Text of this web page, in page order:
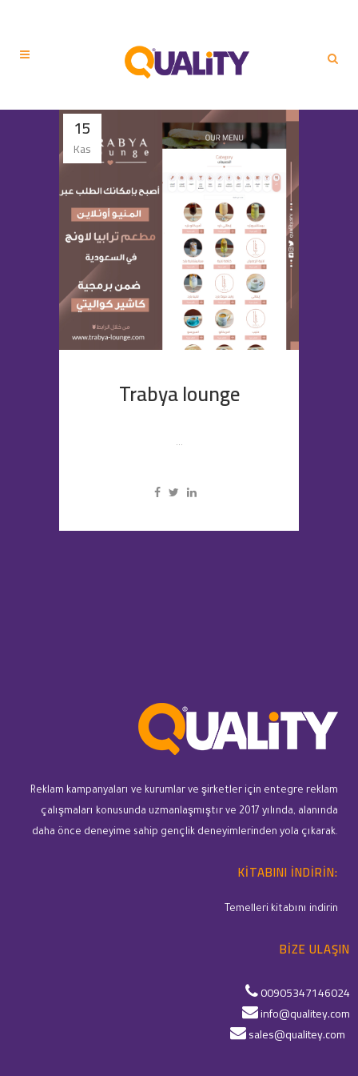
15
Kas
Trabya lounge
...
Reklam kampanyaları ve kurumlar ve şirketler için entegre reklam
çalışmaları konusunda uzmanlaşmıştır ve 2017 yılında, alanında
daha önce deneyime sahip gençlik deneyimlerinden yola çıkarak.
KITABINI INDIRIN:
Temelleri kitabını indirin
BIZE ULAŞIN
00905347146024
info@qualitey.com
sales@qualitey.com